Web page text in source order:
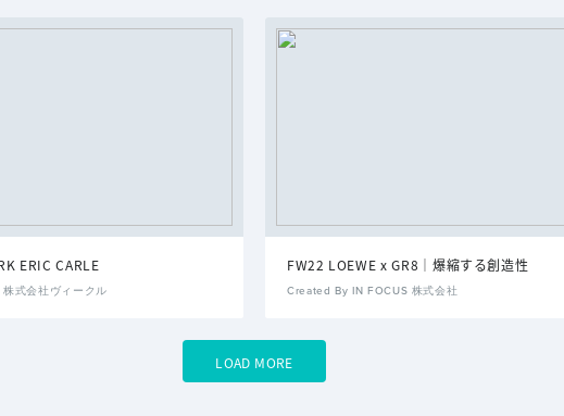
ERIC CARLE
式会社ヴィークル
FW22 LOEWE x GR8｜爆縮する創造性
Created By IN FOCUS 株式会社
LOAD MORE